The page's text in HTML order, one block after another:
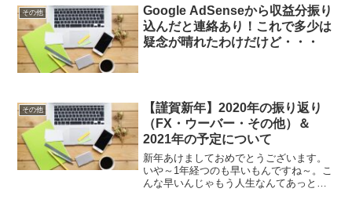
その他
Google AdSenseから収益分振り
込んだと連絡あり！これで多少は
疑念が晴れたわけだけど・・・
その他
【謹賀新年】2020年の振り返り
（FX・ウーバー・その他）＆
2021年の予定について
新年あけましておめでとうございます。
いや～1年経つのも早いもんですね～。こ
んな早いんじゃもう人生なんてあっとい